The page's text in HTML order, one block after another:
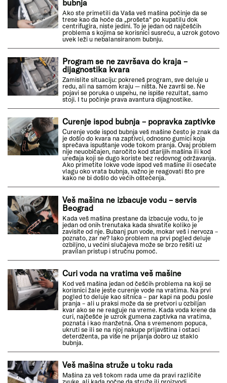
bubnja
Ako ste primetili da Vaša veš mašina počinje da se
trese kao da hoće da „prošeta“ po kupatilu dok
centrifugira, niste jedini. To je jedan od najčešćih
problema s kojima se korisnici susreću, a uzrok gotovo
uvek leži u nebalansiranom bubnju.
Program se ne završava do kraja –
dijagnostika kvara
Zamislite situaciju: pokreneš program, sve deluje u
redu, ali na samom kraju — ništa. Ne završi se. Ne
pojavi se poruka o uspehu, ne ispiše rezultat, samo
stoji. I tu počinje prava avantura dijagnostike.
Curenje ispod bubnja – popravka zaptivke
Curenje vode ispod bubnja veš mašine često je znak da
je došlo do kvara na zaptivci, odnosno gumici koja
sprečava ispuštanje vode tokom pranja. Ovaj problem
nije neuobičajen, naročito kod starijih mašina ili kod
uređaja koji se dugo koriste bez redovnog održavanja.
Ako primetite lokve vode ispod veš mašine ili osećate
vlagu oko vrata bubnja, važno je reagovati što pre
kako ne bi došlo do većih oštećenja.
Veš mašina ne izbacuje vodu – servis
Beograd
Kada veš mašina prestane da izbacuje vodu, to je
jedan od onih trenutaka kada shvatite koliko je
zavisite od nje. Bubanj pun vode, mokar veš i nervoza –
poznato, zar ne? Iako problem na prvi pogled deluje
ozbiljno, u većini slučajeva može se brzo rešiti uz
pravilan pristup i stručnu pomoć.
Curi voda na vratima veš mašine
Kod veš mašina jedan od češćih problema na koji se
korisnici žale jeste curenje vode na vratima. Na prvi
pogled to deluje kao sitnica – par kapi na podu posle
pranja – ali u praksi može da se pretvori u ozbiljan
kvar ako se ne reaguje na vreme. Kada voda krene da
curi, najčešće je uzrok gumena zaptivka na vratima,
poznata i kao manžetna. Ona s vremenom popuca,
ukruti se ili se na njoj nakupe prljavština i ostaci
deterdženta, pa više ne prijanja dobro uz staklo
bubnja.
Veš mašina struže u toku rada
Mašina za veš tokom rada ume da pravi različite